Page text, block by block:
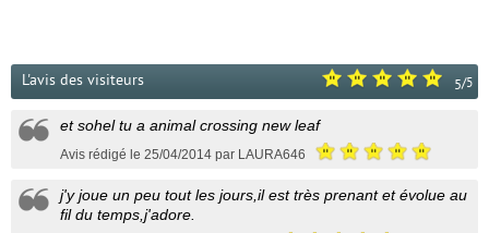
5/5
L'avis des visiteurs
et sohel tu a animal crossing new leaf
Avis rédigé le 25/04/2014 par LAURA646
j'y joue un peu tout les jours,il est très prenant et évolue au
fil du temps,j'adore.